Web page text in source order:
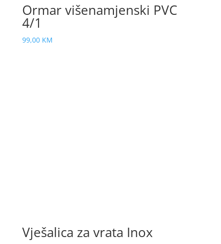
Ormar višenamjenski PVC
4/1
99,00 KM
Vješalica za vrata Inox